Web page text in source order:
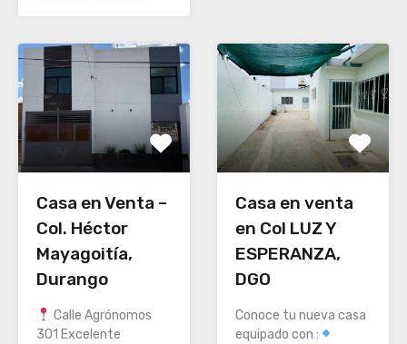
Casa en Venta –
Col. Héctor
Mayagoitía,
Durango
Calle Agrónomos
301 Excelente
Casa en venta
en Col LUZ Y
ESPERANZA,
DGO
Conoce tu nueva casa
equipado con :